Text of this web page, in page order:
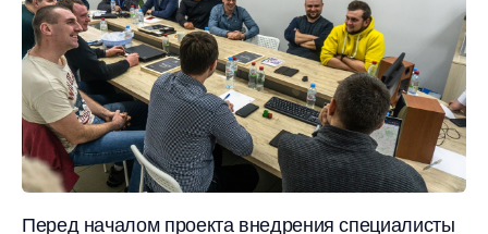
Перед началом проекта внедрения специалисты